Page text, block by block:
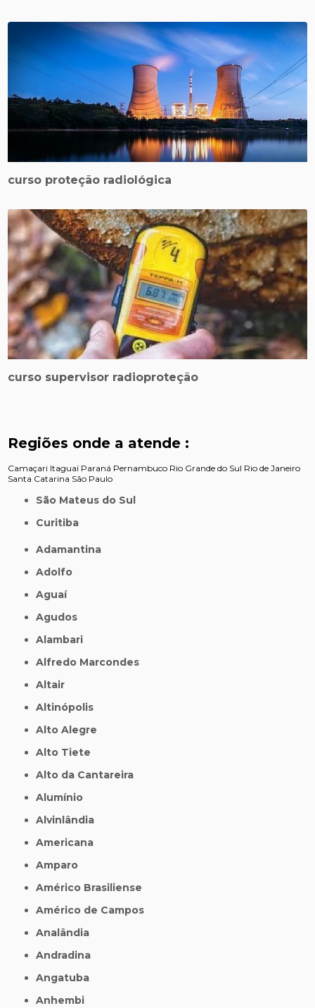
curso proteção radiológica
curso supervisor radioproteção
Regiões onde a atende :
Camaçari Itaguaí Paraná Pernambuco Rio Grande do Sul Rio de Janeiro
Santa Catarina São Paulo
São Mateus do Sul
Curitiba
Adamantina
Adolfo
Aguaí
Agudos
Alambari
Alfredo Marcondes
Altair
Altinópolis
Alto Alegre
Alto Tiete
Alto da Cantareira
Alumínio
Alvinlândia
Americana
Amparo
Américo Brasiliense
Américo de Campos
Analândia
Andradina
Angatuba
Anhembi